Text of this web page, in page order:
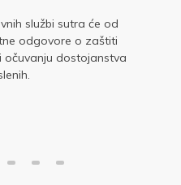
službi sutra će od
odgovore o zaštiti
očuvanju dostojanstva